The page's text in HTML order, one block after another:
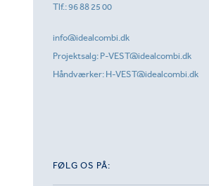
Tlf.:96 88 25 00
info@idealcombi.dk
Projektsalg: P-VEST@idealcombi.dk
Håndværker: H-VEST@idealcombi.dk
FØLG OS PÅ: